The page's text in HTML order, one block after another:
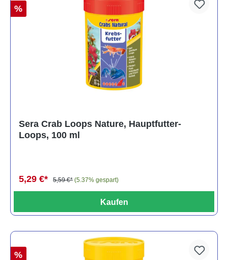
%
Sera Crab Loops Nature, Hauptfutter-
Loops, 100 ml
5,29 €* 5,59 €* (5.37% gespart)
Kaufen
%